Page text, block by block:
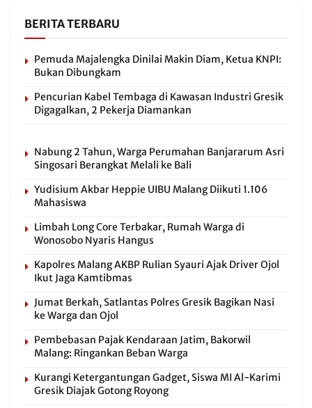
BERITA TERBARU
Pemuda Majalengka Dinilai Makin Diam, Ketua KNPI:
Bukan Dibungkam
Pencurian Kabel Tembaga di Kawasan Industri Gresik
Digagalkan, 2 Pekerja Diamankan
Nabung 2 Tahun, Warga Perumahan Banjararum Asri
Singosari Berangkat Melali ke Bali
Yudisium Akbar Heppie UIBU Malang Diikuti 1.106
Mahasiswa
Limbah Long Core Terbakar, Rumah Warga di
Wonosobo Nyaris Hangus
Kapolres Malang AKBP Rulian Syauri Ajak Driver Ojol
Ikut Jaga Kamtibmas
Jumat Berkah, Satlantas Polres Gresik Bagikan Nasi
ke Warga dan Ojol
Pembebasan Pajak Kendaraan Jatim, Bakorwil
Malang: Ringankan Beban Warga
Kurangi Ketergantungan Gadget, Siswa MI Al-Karimi
Gresik Diajak Gotong Royong